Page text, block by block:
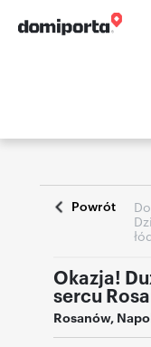
Powrót
Okazja!
sercu
Rosanów,